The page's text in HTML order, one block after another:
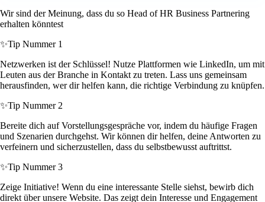
Wir sind der Meinung, dass du so Head of HR Business Partnering
erhalten könntest
✨Tip Nummer 1
Netzwerken ist der Schlüssel! Nutze Plattformen wie LinkedIn, um mit
Leuten aus der Branche in Kontakt zu treten. Lass uns gemeinsam
herausfinden, wer dir helfen kann, die richtige Verbindung zu knüpfen.
✨Tip Nummer 2
Bereite dich auf Vorstellungsgespräche vor, indem du häufige Fragen
und Szenarien durchgehst. Wir können dir helfen, deine Antworten zu
verfeinern und sicherzustellen, dass du selbstbewusst auftrittst.
✨Tip Nummer 3
Zeige Initiative! Wenn du eine interessante Stelle siehst, bewirb dich
direkt über unsere Website. Das zeigt dein Interesse und Engagement